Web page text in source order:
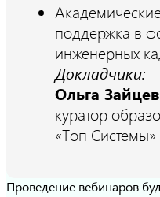
поддержка в
инженерных
Докладчики:
Ольга
куратор
«Топ Системы»
Проведение вебинаров